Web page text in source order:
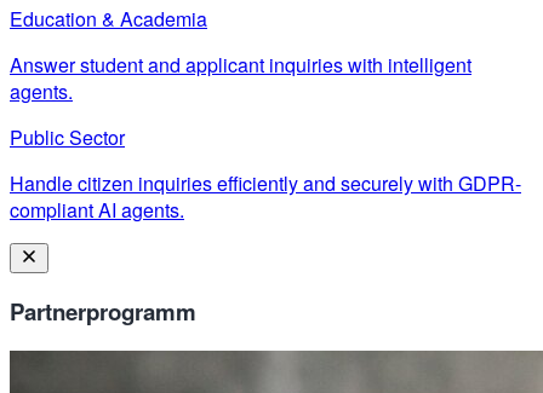
Education & Academia
Answer student and applicant inquiries with intelligent
agents.
Public Sector
Handle citizen inquiries efficiently and securely with GDPR-
compliant AI agents.
Partnerprogramm